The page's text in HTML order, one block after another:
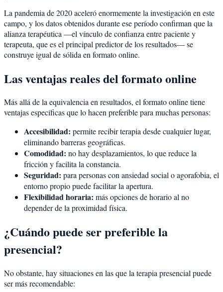
La pandemia de 2020 aceleró enormemente la investigación en este
campo, y los datos obtenidos durante ese período confirman que la
alianza terapéutica —el vínculo de confianza entre paciente y
terapeuta, que es el principal predictor de los resultados— se
construye igual de sólida en formato online.
Las ventajas reales del formato online
Más allá de la equivalencia en resultados, el formato online tiene
ventajas específicas que lo hacen preferible para muchas personas:
Accesibilidad: permite recibir terapia desde cualquier lugar,
eliminando barreras geográficas.
Comodidad: no hay desplazamientos, lo que reduce la
fricción y facilita la constancia.
Seguridad: para personas con ansiedad social o agorafobia, el
entorno propio puede facilitar la apertura.
Flexibilidad horaria: más opciones de horario al no
depender de la proximidad física.
¿Cuándo puede ser preferible la
presencial?
No obstante, hay situaciones en las que la terapia presencial puede
ser más recomendable: